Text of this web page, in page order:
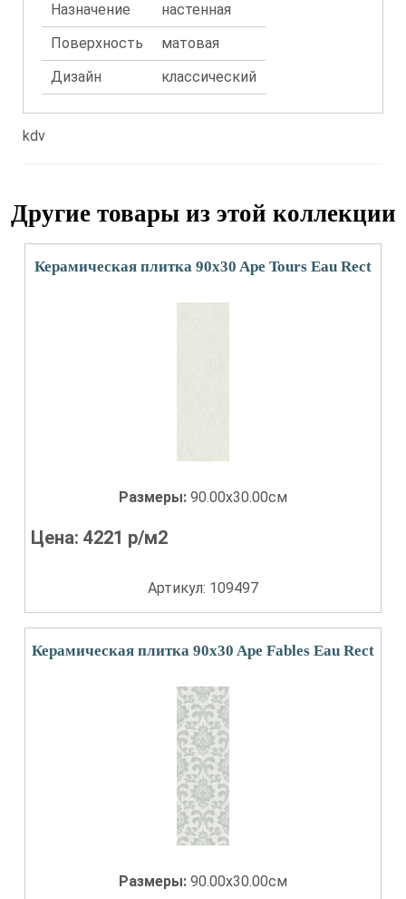
Назначение
настенная
Поверхность
матовая
Дизайн
классический
kdv
Другие товары из этой коллекции
Керамическая плитка 90x30 Ape Tours Eau Rect
Размеры: 90.00x30.00см
Цена:4221 р/м2
Артикул: 109497
Керамическая плитка 90x30 Ape Fables Eau Rect
Размеры: 90.00x30.00см